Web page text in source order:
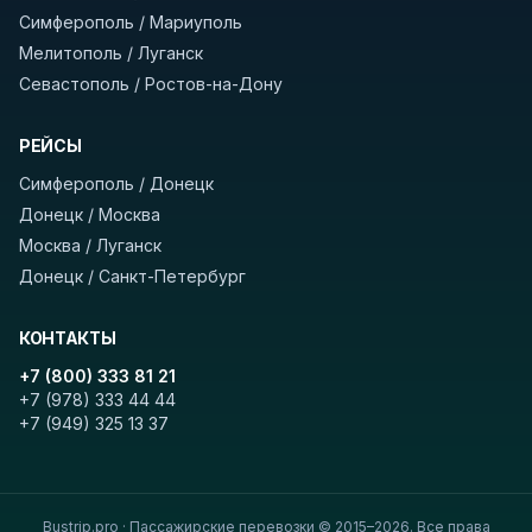
скрытых платежей
оплата производится только при посадке,
печатать билет заранее не нужно.
Как забронировать билет?
нажмите «Найти рейсы». В списке рейсов
вы увидите время выезда, место посадки,
время и место прибытия, время в пути и
цену. Кнопка «Детали рейса» покажет
«Забронировать» и дождитесь звонка
оператора с подтверждением.
Удачных поездок! С уважением, команда
Симферополь / Мариуполь
Мелитополь / Луганск
Севастополь / Ростов-на-Дону
РЕЙСЫ
Симферополь / Донецк
Донецк / Москва
Москва / Луганск
Донецк / Санкт-Петербург
КОНТАКТЫ
+7 (800) 333 81 21
+7 (978) 333 44 44
+7 (949) 325 13 37
Bustrip.pro · Пассажирские перевозки © 2015–2026. Все права